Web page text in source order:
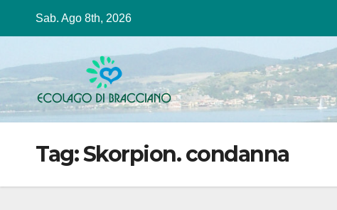
Sab. Ago 8th, 2026
Tag:Skorpion. condanna